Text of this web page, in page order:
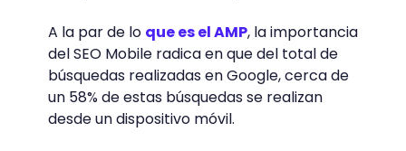
A la par de lo que es el AMP, la importancia
del SEO Mobile radica en que del total de
búsquedas realizadas en Google, cerca de
un 58% de estas búsquedas se realizan
desde un dispositivo móvil.